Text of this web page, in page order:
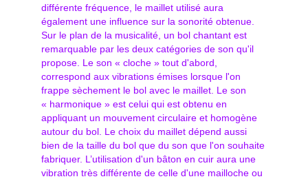
différente fréquence, le maillet utilisé aura
également une influence sur la sonorité obtenue.
Sur le plan de la musicalité, un bol chantant est
remarquable par les deux catégories de son qu'il
propose. Le son « cloche » tout d'abord,
correspond aux vibrations émises lorsque l'on
frappe sèchement le bol avec le maillet. Le son
« harmonique » est celui qui est obtenu en
appliquant un mouvement circulaire et homogène
autour du bol. Le choix du maillet dépend aussi
bien de la taille du bol que du son que l'on souhaite
fabriquer. L’utilisation d'un bâton en cuir aura une
vibration très différente de celle d'une mailloche ou